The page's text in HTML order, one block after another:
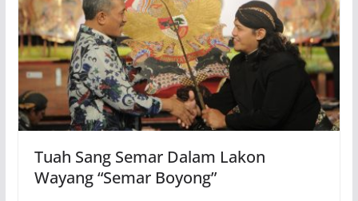
Tuah Sang Semar Dalam Lakon
Wayang “Semar Boyong”